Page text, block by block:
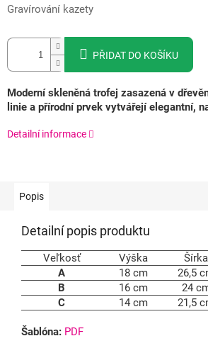
Gravírování kazety
PŘIDAT DO KOŠÍKU
Moderní skleněná trofej zasazená v
linie a přírodní prvek vytvářejí elegantní,
Detailní informace
Popis
Detailní popis produktu
Veľkosť Výška
Šírka
A
18 cm
26,5
B
16 cm
24
C
14 cm 21,5
Šablóna: PDF